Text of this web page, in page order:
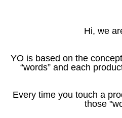
Hi, we
YO is based on the
“words” and each
Every time you touch a
those